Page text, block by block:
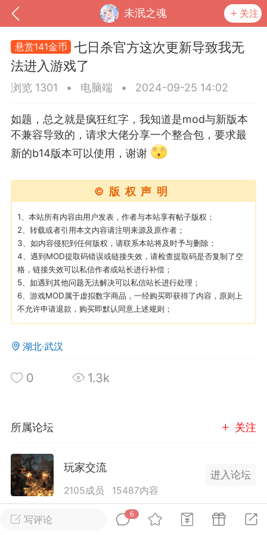
未泯之魂 关注
道具 排行榜
MOD下载 攻略教程 联机招募
大人
Lv.8
单机辅助引流私下售卖服务器外挂！
作弊模组的发布规范近期收到一些信息
72 2.2w
大人
Lv.8
写评论
6
悬赏141金币
七日杀官方这次更新导致我无
法进入游戏了
浏览 1301 • 电脑端 • 2024-09-25 14:02
如题，总之就是疯狂红字，我知道是mod与新版本
不兼容导致的，请求大佬分享一个整合包，要求最
新的b14版本可以使用，谢谢
©版权声明
1、本站所有内容由用户发表，作者与本站享有帖子版权；
2、转载或者引用本文内容请注明来源及原作者；
3、如内容侵犯到任何版权，请联系本站将及时予与删除；
4、遇到MOD提取码错误或链接失效，请检查提取码是否复制了空
格，链接失效可以私信作者或站长进行补偿；
5、如遇到其他问题无法解决可以私信站长进行处理；
6、游戏MOD属于虚拟数字商品，一经购买即获得了内容，原则上
不允许申请退款，购买即默认同意上述规则；
湖北·武汉
0 1.3k
所属论坛 关注
玩家交流
2105成员 15487内容
进入论坛
为七日杀玩家提供交流、提问、分享平台。发帖请
遵守中国法律规则，拒绝违法信息！